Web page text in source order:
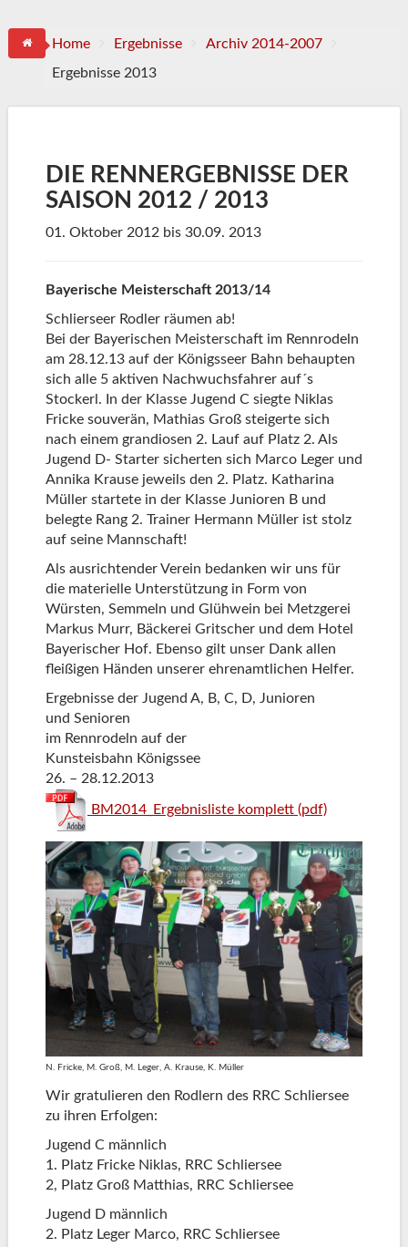
Home Ergebnisse
Archiv 2014-2007
Ergebnisse 2013
DIE RENNERGEBNISSE DER
SAISON 2012 / 2013
01. Oktober 2012 bis 30.09. 2013
Bayerische Meisterschaft 2013/14
Schlierseer Rodler räumen ab!
Bei der Bayerischen Meisterschaft im Rennrodeln
am 28.12.13 auf der Königsseer Bahn behaupten
sich alle 5 aktiven Nachwuchsfahrer auf´s
Stockerl. In der Klasse Jugend C siegte Niklas
Fricke souverän, Mathias Groß steigerte sich
nach einem grandiosen 2. Lauf auf Platz 2. Als
Jugend D- Starter sicherten sich Marco Leger und
Annika Krause jeweils den 2. Platz. Katharina
Müller startete in der Klasse Junioren B und
belegte Rang 2. Trainer Hermann Müller ist stolz
auf seine Mannschaft!
Als ausrichtender Verein bedanken wir uns für
die materielle Unterstützung in Form von
Würsten, Semmeln und Glühwein bei Metzgerei
Markus Murr, Bäckerei Gritscher und dem Hotel
Bayerischer Hof. Ebenso gilt unser Dank allen
fleißigen Händen unserer ehrenamtlichen Helfer.
Ergebnisse der Jugend A, B, C, D, Junioren
und Senioren
im Rennrodeln auf der
Kunsteisbahn Königssee
26. – 28.12.2013
BM2014_Ergebnisliste komplett (pdf)
N. Fricke, M. Groß, M. Leger, A. Krause, K. Müller
Wir gratulieren den Rodlern des RRC Schliersee
zu ihren Erfolgen:
Jugend C männlich
1. Platz Fricke Niklas, RRC Schliersee
2, Platz Groß Matthias, RRC Schliersee
Jugend D männlich
2. Platz Leger Marco, RRC Schliersee